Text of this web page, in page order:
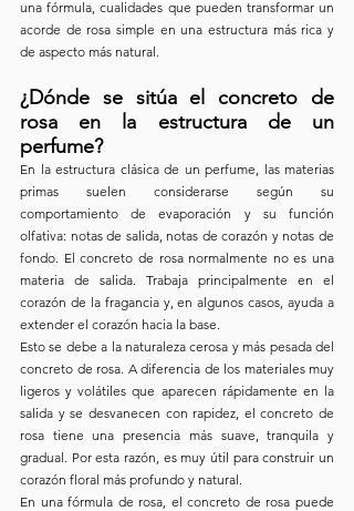
una fórmula, cualidades que pueden transformar un
acorde de rosa simple en una estructura más rica y
de aspecto más natural.
¿Dónde se sitúa el concreto de
rosa en la estructura de un
perfume?
En la estructura clásica de un perfume, las materias
primas suelen considerarse según su
comportamiento de evaporación y su función
olfativa: notas de salida, notas de corazón y notas de
fondo. El concreto de rosa normalmente no es una
materia de salida. Trabaja principalmente en el
corazón de la fragancia y, en algunos casos, ayuda a
extender el corazón hacia la base.
Esto se debe a la naturaleza cerosa y más pesada del
concreto de rosa. A diferencia de los materiales muy
ligeros y volátiles que aparecen rápidamente en la
salida y se desvanecen con rapidez, el concreto de
rosa tiene una presencia más suave, tranquila y
gradual. Por esta razón, es muy útil para construir un
corazón floral más profundo y natural.
En una fórmula de rosa, el concreto de rosa puede